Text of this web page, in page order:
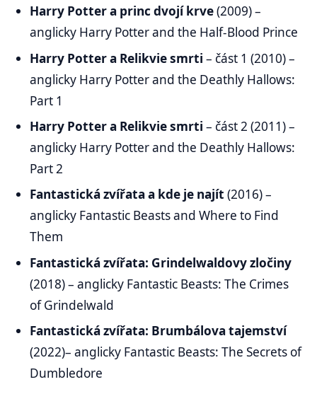
Harry Potter a princ dvojí krve(2009) –
anglicky Harry Potter and the Half-Blood Prince
Harry Potter a Relikvie smrti – část 1 (2010) –
anglicky Harry Potter and the Deathly Hallows:
Part 1
Harry Potter a Relikvie smrti – část 2 (2011) –
anglicky Harry Potter and the Deathly Hallows:
Part 2
Fantastická zvířata a kde je najít (2016) –
anglicky Fantastic Beasts and Where to Find
Them
Fantastická zvířata: Grindelwaldovy zločiny
(2018) – anglicky Fantastic Beasts: The Crimes
of Grindelwald
Fantastická zvířata: Brumbálova tajemství
(2022)– anglicky Fantastic Beasts: The Secrets of
Dumbledore